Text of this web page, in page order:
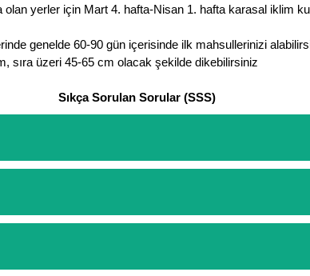
olan yerler için Mart 4. hafta-Nisan 1. hafta karasal iklim
genelde 60-90 gün içerisinde ilk mahsullerinizi
sıra üzeri 45-65 cm olacak şekilde dikebilirsiniz
Sıkça Sorulan Sorular (SSS)
sipariş verdikten sonra havale/eft veya sipariş
ücreti ödeme aşamasında sepetinize eklenecektir.